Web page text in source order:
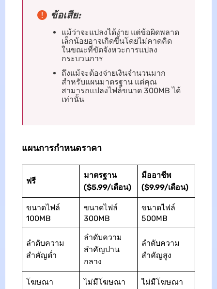
ข้อเสีย:
แม้ว่าจะแปลงได้ง่าย แต่ข้อผิดพลาด
เล็กน้อยอาจเกิดขึ้นโดยไม่คาดคิด
ในขณะที่ขัดจังหวะการแปลง
กระบวนการ
ถึงแม้จะต้องจ่ายเงินจำนวนมาก
สำหรับแผนมาตรฐาน แต่คุณ
สามารถแปลงไฟล์ขนาด 300MB ได้
เท่านั้น
แผนการกำหนดราคา
ฟรี
มาตรฐาน
($5.99/เดือน)
มืออาชีพ
($9.99/เดือน)
ขนาดไฟล์
100MB
ขนาดไฟล์
300MB
ขนาดไฟล์
500MB
ลำดับความ
สำคัญต่ำ
ลำดับความ
สำคัญปาน
กลาง
ลำดับความ
สำคัญสูง
โฆษณา ไม่มีโฆษณา ไม่มีโฆษณา